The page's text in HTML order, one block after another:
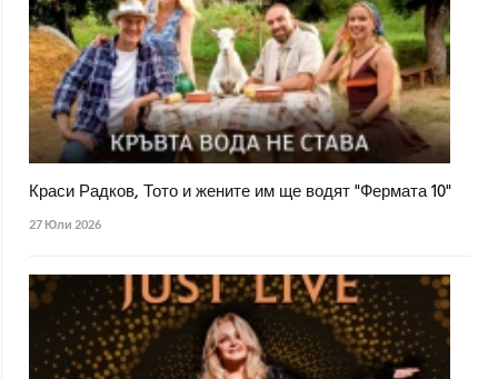
Краси Радков, Тото и жените им ще водят "Фермата 10"
27 Юли 2026